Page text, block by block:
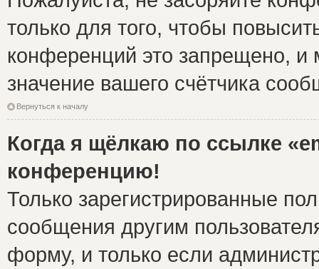
только для того, чтобы
конференций это запрещено, и
значение вашего счётчика
Вернуться к началу
Когда я щёлкаю по ссылке
конференцию!
Только зарегистрированные
сообщения другим
форму, и только если